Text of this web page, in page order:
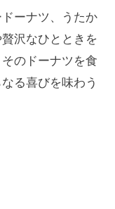
ーナツ、うたか
沢なひとときを
のドーナツを食
る喜びを味わう